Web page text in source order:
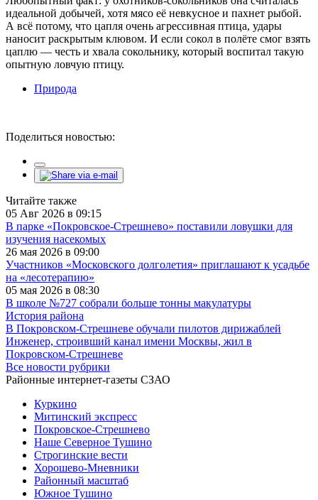
идеальной добычей, хотя мясо её невкусное и пахнет рыбой.
А всё потому, что цапля очень агрессивная птица, удары
наносит раскрытым клювом. И если сокол в полёте смог взять
цаплю — честь и хвала сокольнику, который воспитал такую
опытную ловчую птицу.
Природа
Поделиться новостью:
Читайте также
05 Авг 2026 в 09:15
В парке «Покровское-Стрешнево» поставили ловушки для
изучения насекомых
26 мая 2026 в 09:00
Участников «Московского долголетия» приглашают к усадьбе
на «лесотерапию»
05 мая 2026 в 08:30
В школе №727 собрали больше тонны макулатуры
История района
В Покровском-Стрешневе обучали пилотов дирижаблей
Инженер, строивший канал имени Москвы, жил в
Покровском-Стрешневе
Все новости рубрики
Районные интернет-газеты СЗАО
Куркино
Митинский экспресс
Покровское-Стрешнево
Наше Северное Тушино
Строгинские вести
Хорошево-Мневники
Районный масштаб
Южное Тушино